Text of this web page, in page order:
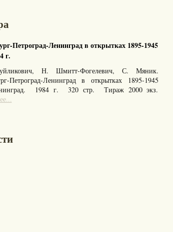
Петроград-Ленинград в открытках 1895-1945
г.
Н. Шмитт-Фогелевич, С. Мяник.
Петроград-Ленинград в открытках 1895-1945
1984 г. 320 стр. Тираж 2000 экз.